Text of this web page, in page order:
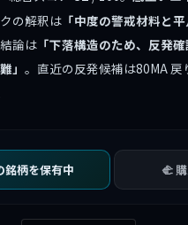
の解釈は 「中度の警戒材料と
論は 「下落構造のため、反発
」 。直近の反発候補は80MA
銘柄を保有中 🫲